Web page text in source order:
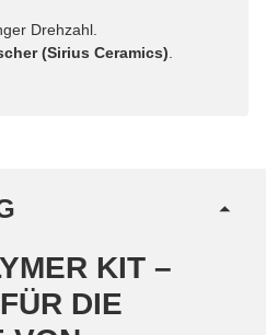
Drehzahl.
(Sirius Ceramics)
KIT –
DIE